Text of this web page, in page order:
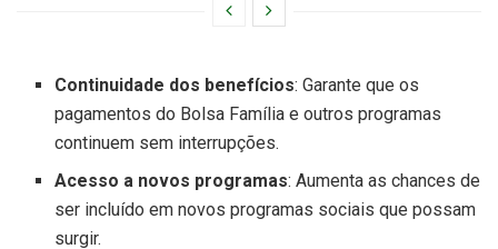
Continuidade dos benefícios: Garante que os
pagamentos do Bolsa Família e outros programas
continuem sem interrupções.
Acesso a novos programas: Aumenta as chances de
ser incluído em novos programas sociais que possam
surgir.